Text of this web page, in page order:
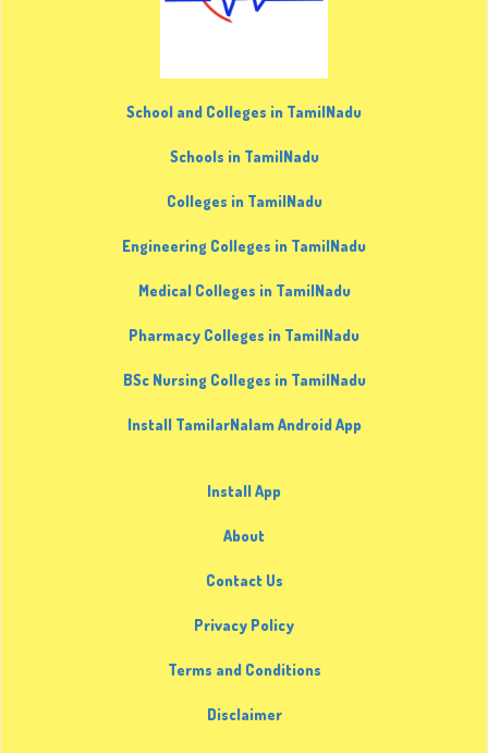
School and Colleges in TamilNadu
Schools in TamilNadu
Colleges in TamilNadu
Engineering Colleges in TamilNadu
Medical Colleges in TamilNadu
Pharmacy Colleges in TamilNadu
BSc Nursing Colleges in TamilNadu
Install TamilarNalam Android App
Install App
About
Contact Us
Privacy Policy
Terms and Conditions
Disclaimer